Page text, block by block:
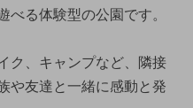
べる体験型の公園です。
ク、キャンプなど、隣接
や友達と一緒に感動と発